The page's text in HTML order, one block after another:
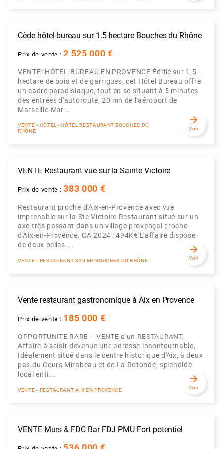
Cède hôtel-bureau sur 1.5 hectare Bouches du Rhône
Prix de vente :2 525 000 €
VENTE: HÔTEL-BUREAU EN PROVENCE Édifié sur 1,5
hectare de bois et de garrigues, cet Hôtel Bureau offre
un cadre paradisiaque, tout en se situant à 5 minutes
des entrées d'autoroute, 20 mn de l'aéroport de
Marseille-Mar...
VENTE - HÔTEL - HÔTEL RESTAURANT BOUCHES DU
RHÔNE
arrow_forward
Voir
VENTE Restaurant vue sur la Sainte Victoire
Prix de vente :383 000 €
Restaurant proche d'Aix-en-Provence avec vue
imprenable sur la Ste Victoire Restaurant situé sur un
axe très passant dans un village provençal proche
d'Aix-en-Provence. CA 2024 : 494K€ L'affaire dispose
de deux belles ...
VENTE - RESTAURANT 320 M² BOUCHES DU RHÔNE
arrow_forward
Voir
Vente restaurant gastronomique à Aix en Provence
Prix de vente : 185 000 €
OPPORTUNITE RARE - VENTE d'un RESTAURANT,
Affaire à saisir devenue une adresse incontournable,
Idéalement situé dans le centre historique d'Aix, à deux
pas du Cours Mirabeau et de La Rotonde, splendide
local enti...
VENTE - RESTAURANT AIX EN PROVENCE
arrow_forward
Voir
VENTE Murs & FDC Bar FDJ PMU Fort potentiel